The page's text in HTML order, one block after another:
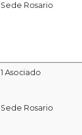
Sede Rosario
1 Asociado
Sede Rosario